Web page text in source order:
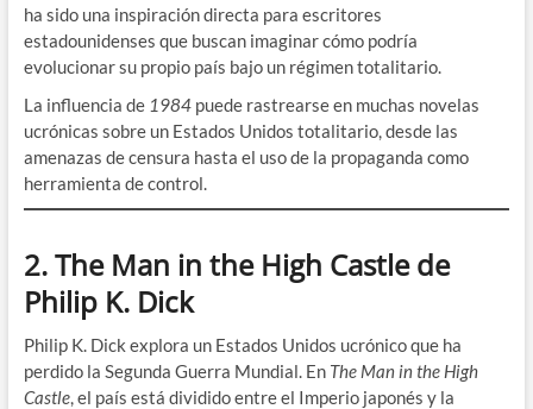
ha sido una inspiración directa para escritores
estadounidenses que buscan imaginar cómo podría
evolucionar su propio país bajo un régimen totalitario.
La influencia de 1984puede rastrearse en muchas novelas
ucrónicas sobre un Estados Unidos totalitario, desde las
amenazas de censura hasta el uso de la propaganda como
herramienta de control.
2. The Man in the High Castle de
Philip K. Dick
Philip K. Dick explora un Estados Unidos ucrónico que ha
perdido la Segunda Guerra Mundial. En The Man in the High
Castle, el país está dividido entre el Imperio japonés y la